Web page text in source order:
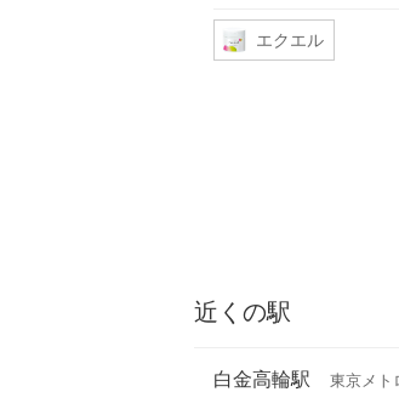
エクエル
近くの駅
白金高輪駅 東京メト